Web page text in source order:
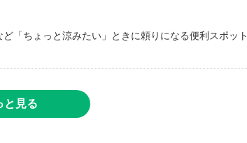
「ちょっと涼みたい」ときに頼りになる便利スポット
と見る